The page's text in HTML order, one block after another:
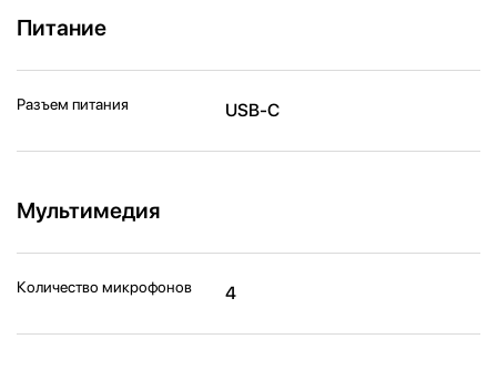
Питание
Разъем питания USB-C
Мультимедия
Количество микрофонов 4